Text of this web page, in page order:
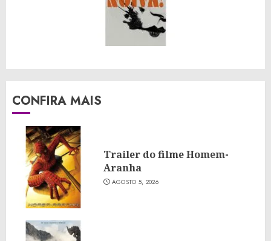
CONFIRA MAIS
Trailer do filme Homem-
Aranha
AGOSTO 5, 2026